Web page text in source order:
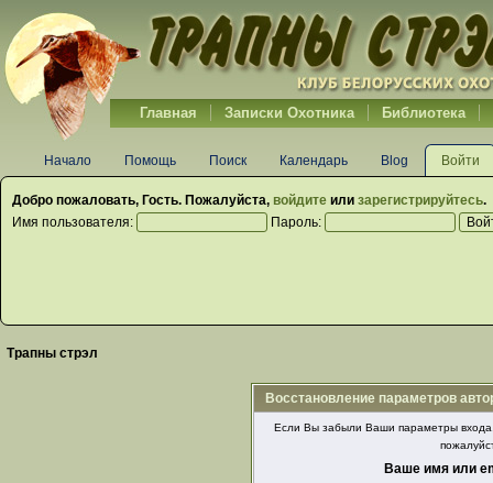
Главная Записки Охотника Библиотека
Начало Помощь Поиск Календарь Blog Войти
Добро пожаловать, Гость. Пожалуйста, войдите или зарегистрируйтесь.
Имя пользователя:
Пароль:
Трапны стрэл
Восстановление параметров
Если Вы забыли Ваши параметры
Ваше имя или